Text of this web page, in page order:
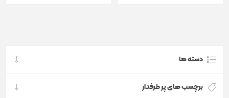
دسته ها
برچسب های پر طرفدار